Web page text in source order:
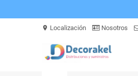
location_on Localización Nosotros